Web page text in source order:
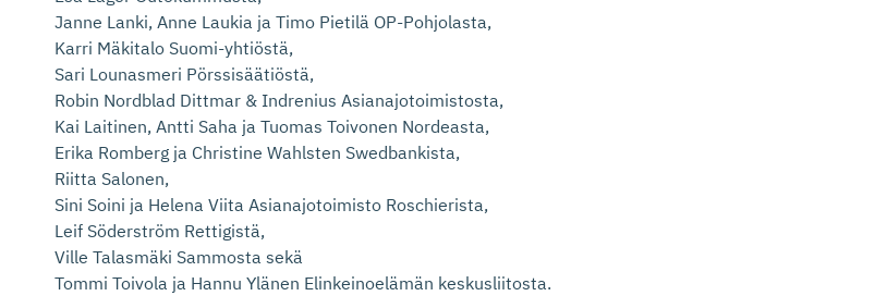
Janne Lanki, Anne Laukia ja Timo Pietilä OP-Pohjolasta,
Karri Mäkitalo Suomi-yhtiöstä,
Sari Lounasmeri Pörssisäätiöstä,
Robin Nordblad Dittmar & Indrenius Asianajotoimistosta,
Kai Laitinen, Antti Saha ja Tuomas Toivonen Nordeasta,
Erika Romberg ja Christine Wahlsten Swedbankista,
Riitta Salonen,
Sini Soini ja Helena Viita Asianajotoimisto Roschierista,
Leif Söderström Rettigistä,
Ville Talasmäki Sammosta sekä
Tommi Toivola ja Hannu Ylänen Elinkeinoelämän keskusliitosta.